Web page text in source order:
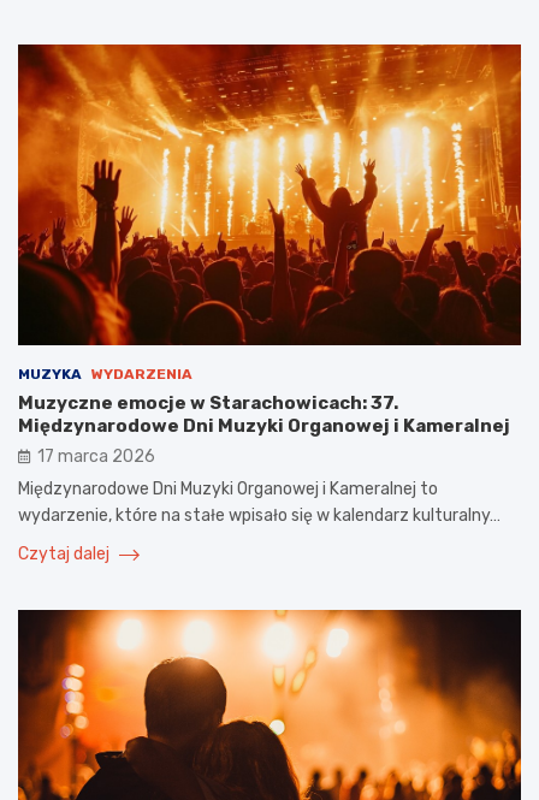
MUZYKA WYDARZENIA
Muzyczne emocje w Starachowicach: 37.
Międzynarodowe Dni Muzyki Organowej i Kameralnej
17 marca 2026
Międzynarodowe Dni Muzyki Organowej i Kameralnej to
wydarzenie, które na stałe wpisało się w kalendarz kulturalny…
Czytaj dalej